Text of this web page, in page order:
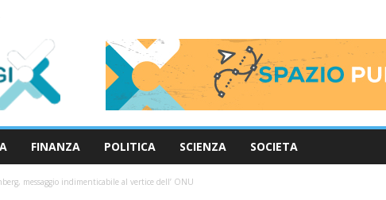
FINANZA POLITICA SCIENZA SOCIETA
messaggio indimenticabile al vertice dell’ ONU